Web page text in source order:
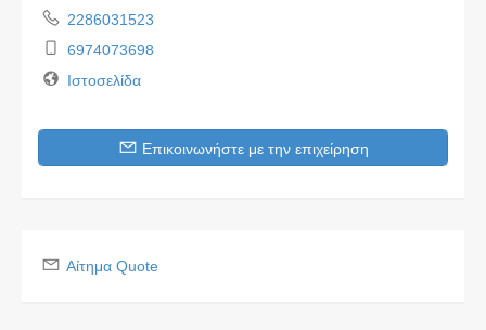
2286031523
6974073698
Ιστοσελίδα
Επικοινωνήστε με την επιχείρηση
Αίτημα Quote